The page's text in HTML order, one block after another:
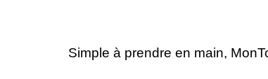
Simple à prendre en main,